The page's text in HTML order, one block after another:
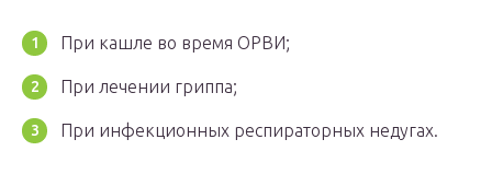
При кашле во время ОРВИ;
При лечении гриппа;
При инфекционных респираторных недугах.